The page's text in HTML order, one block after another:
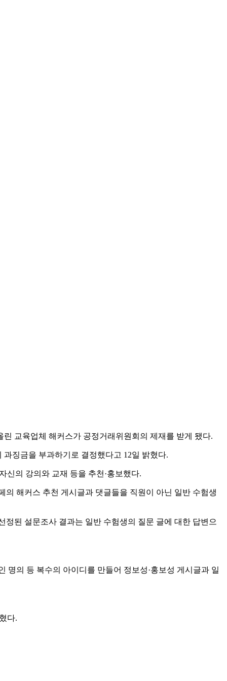
교육업체 해커스가 공정거래위원회의 제재를 받게 됐다.
징금을 부과하기로 결정했다고 12일 밝혔다.
신의 강의와 교재 등을 추천·홍보했다.
해커스 추천 게시글과 댓글들을 직원이 아닌 일반 수험생
된 설문조사 결과는 일반 수험생의 질문 글에 대한 답변으
명의 등 복수의 아이디를 만들어 정보성·홍보성 게시글과 일
다.